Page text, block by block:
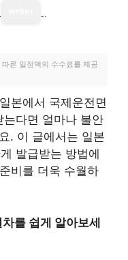
른 일정액의 수수료를 제공
본에서 국제운전면
다면 얼마나 불안
. 이 글에서는 일본
발급받는 방법에
비를 더욱 수월하
를 쉽게 알아보세